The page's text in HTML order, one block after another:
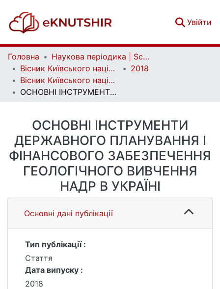
Увійти
Головна
Наукова періодика | Scientific periodicals
Вісник Київського національного університету імені Тараса Шевченка. Геологія | Visnyk of Taras Shevchenko National University of Kyiv. Geology
2018
Вісник Київського національного університету імені Тараса Шевченка. Геологія. 2(81)
ОСНОВНІ ІНСТРУМЕНТИ ДЕРЖАВНОГО ПЛАНУВАННЯ І ФІНАНСОВОГО ЗАБЕЗПЕЧЕННЯ ГЕОЛОГІЧНОГО ВИВЧЕННЯ НАДР В УКРАЇНІ
ОСНОВНІ ІНСТРУМЕНТИ
ДЕРЖАВНОГО ПЛАНУВАННЯ І
ФІНАНСОВОГО ЗАБЕЗПЕЧЕННЯ
ГЕОЛОГІЧНОГО ВИВЧЕННЯ
НАДР В УКРАЇНІ
Основні дані публікації
Тип публікації :
Стаття
Дата випуску :
2018